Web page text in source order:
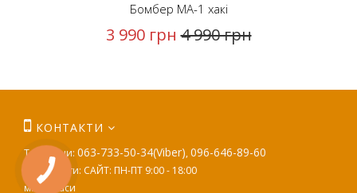
Бомбер MA-1 хакі
3 990 грн 4 990 грн
КОНТАКТИ
Телефони: 063-733-50-34(Viber),096-646-89-60
Час роботи: САЙТ: ПН-ПТ 9:00 - 18:00
м. Черкаси